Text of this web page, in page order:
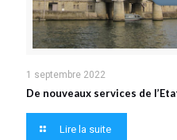
1 septembre 2022
De nouveaux services de
Lire la suite